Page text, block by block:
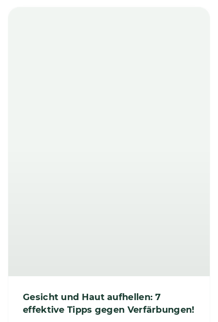
Gesicht und Haut aufhellen: 7
effektive Tipps gegen Verfärbungen!